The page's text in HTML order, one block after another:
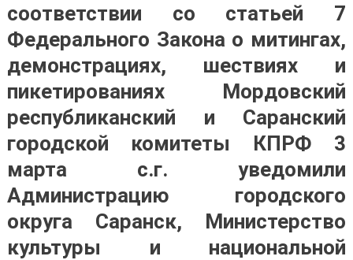
соответствии со статьей 7
Федерального Закона о митингах,
демонстрациях, шествиях и
пикетированиях Мордовский
республиканский и Саранский
городской комитеты КПРФ 3
марта с.г. уведомили
Администрацию городского
округа Саранск, Министерство
культуры и национальной